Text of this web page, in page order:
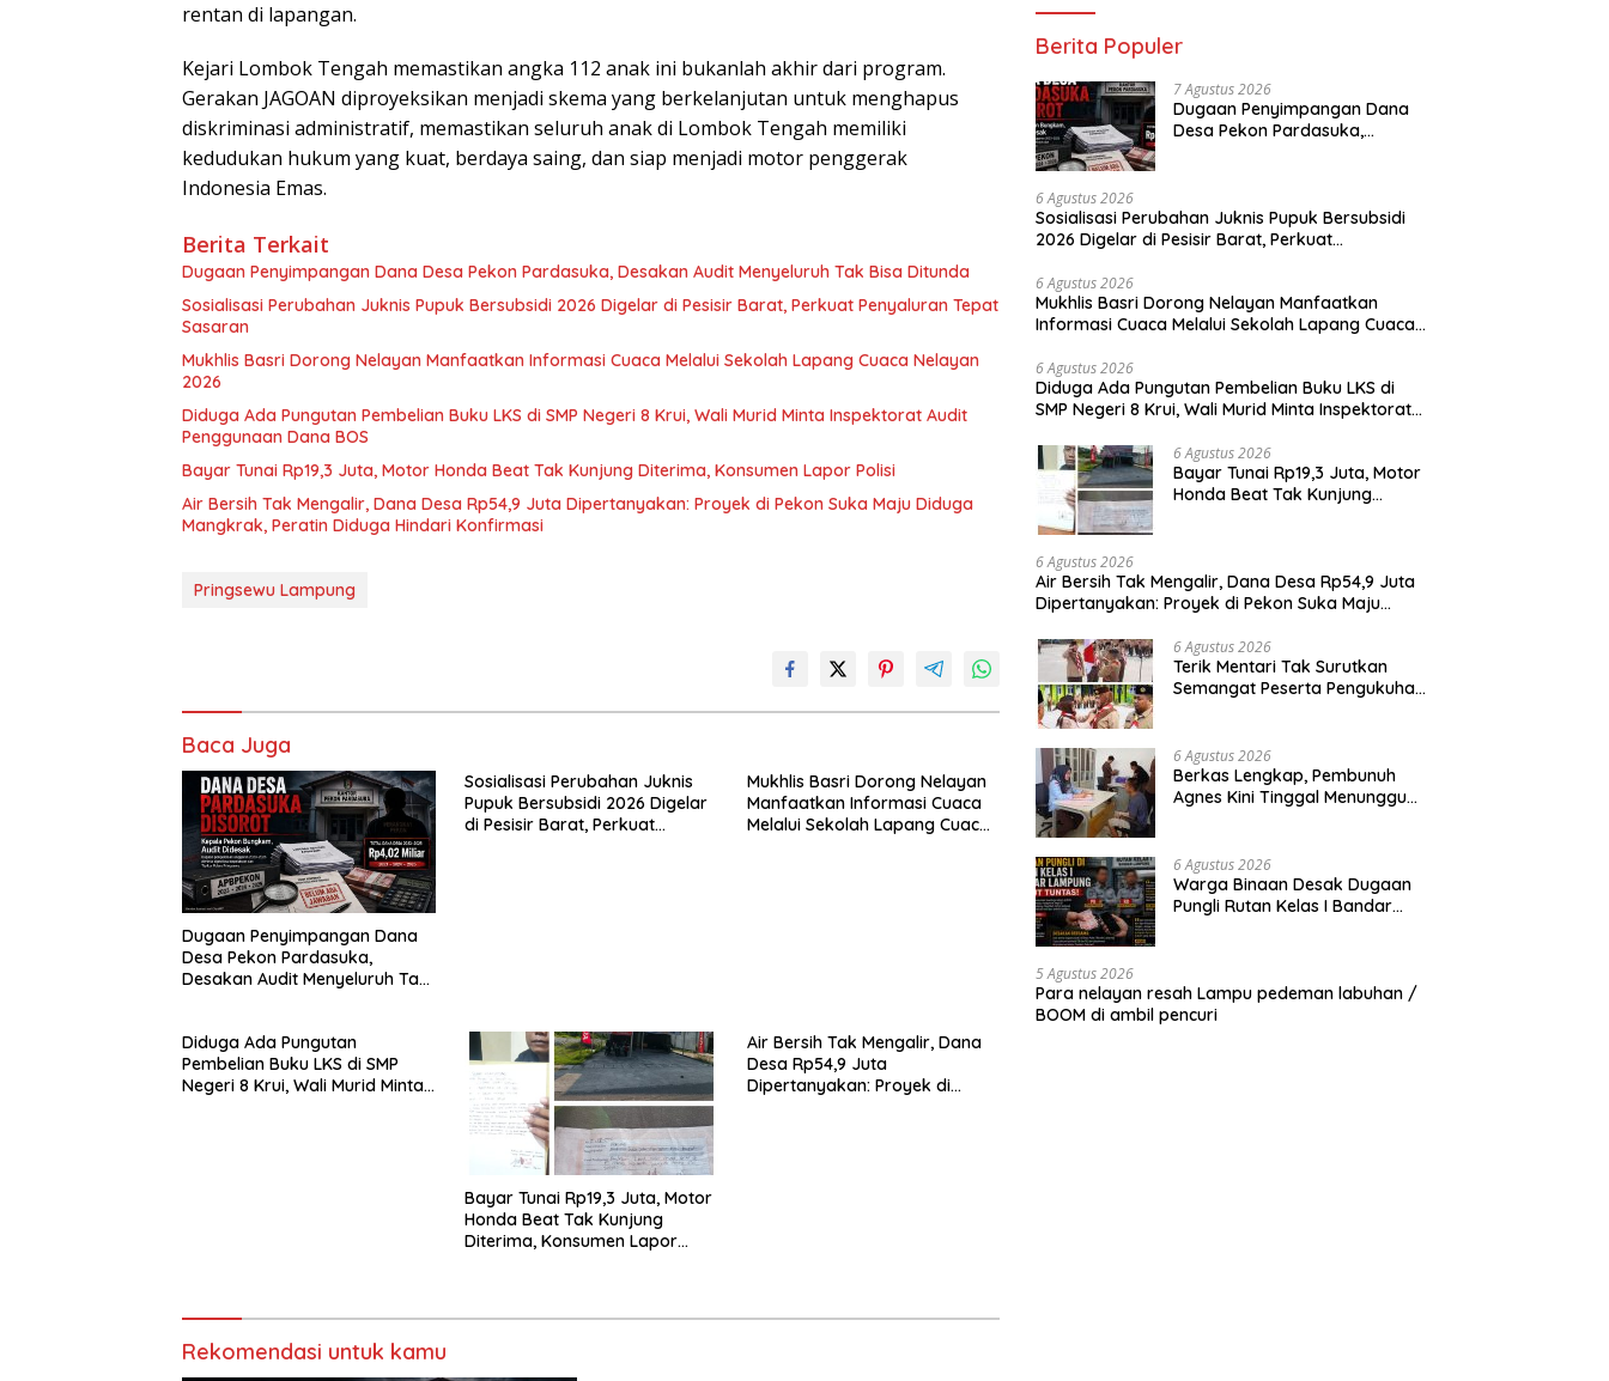
rentan di lapangan.
Kejari Lombok Tengah memastikan angka 112 anak ini bukanlah akhir dari program.
Gerakan JAGOAN diproyeksikan menjadi skema yang berkelanjutan untuk menghapus
diskriminasi administratif, memastikan seluruh anak di Lombok Tengah memiliki
kedudukan hukum yang kuat, berdaya saing, dan siap menjadi motor penggerak
Indonesia Emas.
Berita Terkait
Dugaan Penyimpangan Dana Desa Pekon Pardasuka, Desakan Audit Menyeluruh Tak Bisa Ditunda
Sosialisasi Perubahan Juknis Pupuk Bersubsidi 2026 Digelar di Pesisir Barat, Perkuat Penyaluran Tepat
Sasaran
Mukhlis Basri Dorong Nelayan Manfaatkan Informasi Cuaca Melalui Sekolah Lapang Cuaca Nelayan
2026
Diduga Ada Pungutan Pembelian Buku LKS di SMP Negeri 8 Krui, Wali Murid Minta Inspektorat Audit
Penggunaan Dana BOS
Bayar Tunai Rp19,3 Juta, Motor Honda Beat Tak Kunjung Diterima, Konsumen Lapor Polisi
Air Bersih Tak Mengalir, Dana Desa Rp54,9 Juta Dipertanyakan: Proyek di Pekon Suka Maju Diduga
Mangkrak, Peratin Diduga Hindari Konfirmasi
Pringsewu Lampung
Baca Juga
Dugaan Penyimpangan Dana
Desa Pekon Pardasuka,
Desakan Audit Menyeluruh Tak
Sosialisasi Perubahan Juknis
Pupuk Bersubsidi 2026 Digelar
di Pesisir Barat, Perkuat
Mukhlis Basri Dorong Nelayan
Manfaatkan Informasi Cuaca
Melalui Sekolah Lapang Cuaca
Diduga Ada Pungutan
Pembelian Buku LKS di SMP
Negeri 8 Krui, Wali Murid Minta
Bayar Tunai Rp19,3 Juta, Motor
Honda Beat Tak Kunjung
Diterima, Konsumen Lapor
Air Bersih Tak Mengalir, Dana
Desa Rp54,9 Juta
Dipertanyakan: Proyek di
Rekomendasi untuk kamu
Berita Populer
7 Agustus 2026
Dugaan Penyimpangan Dana
Desa Pekon Pardasuka,
6 Agustus 2026
Sosialisasi Perubahan Juknis Pupuk Bersubsidi
2026 Digelar di Pesisir Barat, Perkuat
6 Agustus 2026
Mukhlis Basri Dorong Nelayan Manfaatkan
Informasi Cuaca Melalui Sekolah Lapang Cuaca
6 Agustus 2026
Diduga Ada Pungutan Pembelian Buku LKS di
SMP Negeri 8 Krui, Wali Murid Minta Inspektorat
6 Agustus 2026
Bayar Tunai Rp19,3 Juta, Motor
Honda Beat Tak Kunjung
6 Agustus 2026
Air Bersih Tak Mengalir, Dana Desa Rp54,9 Juta
Dipertanyakan: Proyek di Pekon Suka Maju
Konfirmasi
6 Agustus 2026
Terik Mentari Tak Surutkan
Semangat Peserta Pengukuhan
6 Agustus 2026
Berkas Lengkap, Pembunuh
Agnes Kini Tinggal Menunggu
6 Agustus 2026
Warga Binaan Desak Dugaan
Pungli Rutan Kelas I Bandar
5 Agustus 2026
Para nelayan resah Lampu pedeman labuhan /
BOOM di ambil pencuri